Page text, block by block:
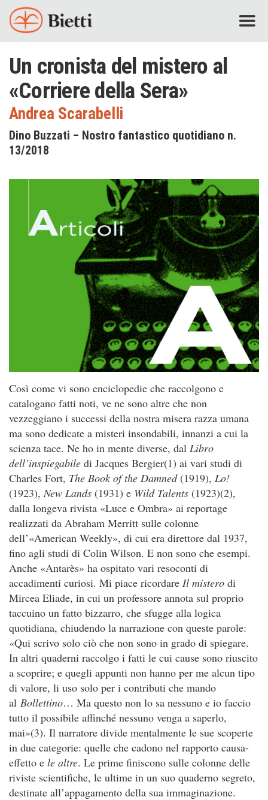
Un cronista del mistero al
«Corriere della Sera»
Andrea Scarabelli
Dino Buzzati – Nostro fantastico quotidiano n.
13/2018
Così come vi sono enciclopedie che raccolgono e
catalogano fatti noti, ve ne sono altre che non
vezzeggiano i successi della nostra misera razza umana
ma sono dedicate a misteri insondabili, innanzi a cui la
scienza tace. Ne ho in mente diverse, dal Libro
dell’inspiegabile di Jacques Bergier(1) ai vari studi di
Charles Fort, The Book of the Damned(1919), Lo!
(1923),New Lands (1931) e Wild Talents (1923)(2),
dalla longeva rivista «Luce e Ombra» ai reportage
realizzati da Abraham Merritt sulle colonne
dell’«American Weekly», di cui era direttore dal 1937,
fino agli studi di Colin Wilson. E non sono che esempi.
Anche «Antarès» ha ospitato vari resoconti di
accadimenti curiosi. Mi piace ricordare Il mistero di
Mircea Eliade, in cui un professore annota sul proprio
taccuino un fatto bizzarro, che sfugge alla logica
quotidiana, chiudendo la narrazione con queste parole:
«Qui scrivo solo ciò che non sono in grado di spiegare.
In altri quaderni raccolgo i fatti le cui cause sono riuscito
a scoprire; e quegli appunti non hanno per me alcun tipo
di valore, li uso solo per i contributi che mando
al Bollettino… Ma questo non lo sa nessuno e io faccio
tutto il possibile affinché nessuno venga a saperlo,
mai»(3). Il narratore divide mentalmente le sue scoperte
in due categorie: quelle che cadono nel rapporto causa-
effetto e le altre. Le prime finiscono sulle colonne delle
riviste scientifiche, le ultime in un suo quaderno segreto,
destinate all’appagamento della sua immaginazione.